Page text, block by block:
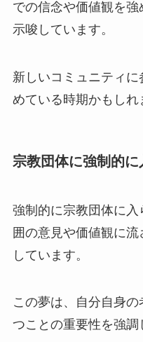
での信念や価値観を
示唆しています。
新しいコミュニティ
めている時期かもしれ
宗教団体に強制的
強制的に宗教団体に
囲の意見や価値観に
しています。
この夢は、自分自身
つことの重要性を強調